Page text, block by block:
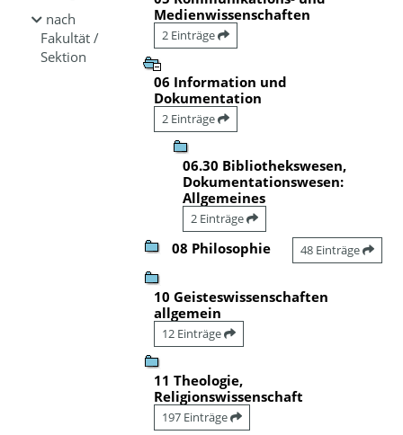
nach
Fakultät /
Sektion
Medienwissenschaften
2 Einträge
06 Information und
Dokumentation
2 Einträge
06.30 Bibliothekswesen,
Dokumentationswesen:
Allgemeines
2 Einträge
08 Philosophie 48 Einträge
10 Geisteswissenschaften
allgemein
12 Einträge
11 Theologie,
Religionswissenschaft
197 Einträge